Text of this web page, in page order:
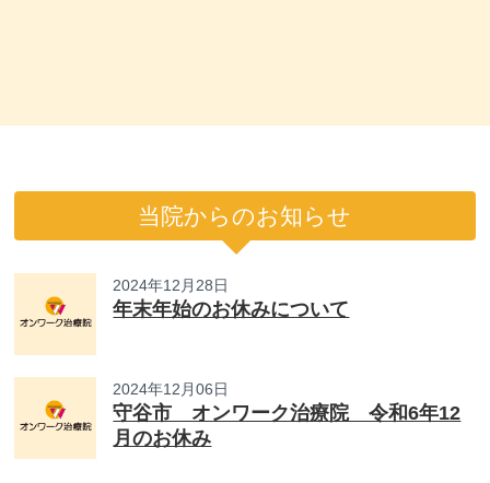
当院からのお知らせ
2024年12月28日
年末年始のお休みについて
2024年12月06日
守谷市 オンワーク治療院 令和6年12
月のお休み